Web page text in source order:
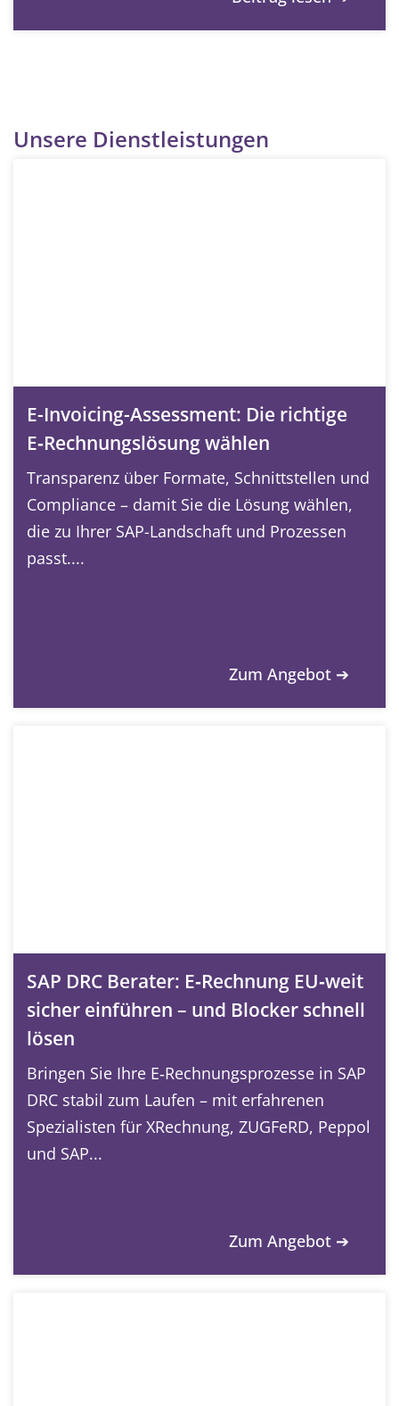
Unsere Dienstleistungen
E-Invoicing-Assessment: Die richtige
E‑Rechnungslösung wählen
Transparenz über Formate, Schnittstellen und
Compliance – damit Sie die Lösung wählen,
die zu Ihrer SAP-Landschaft und Prozessen
passt....
Zum Angebot ➔
SAP DRC Berater: E‑Rechnung EU‑weit
sicher einführen – und Blocker schnell
lösen
Bringen Sie Ihre E‑Rechnungsprozesse in SAP
DRC stabil zum Laufen – mit erfahrenen
Spezialisten für XRechnung, ZUGFeRD, Peppol
und SAP...
Zum Angebot ➔